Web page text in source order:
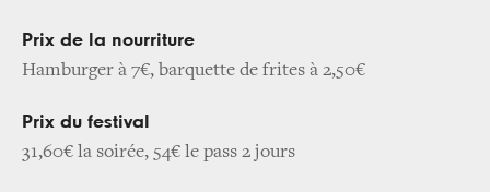
Prix de la nourriture
Hamburger à 7€, barquette de frites à 2,50€
Prix du festival
31,60€ la soirée, 54€ le pass 2 jours